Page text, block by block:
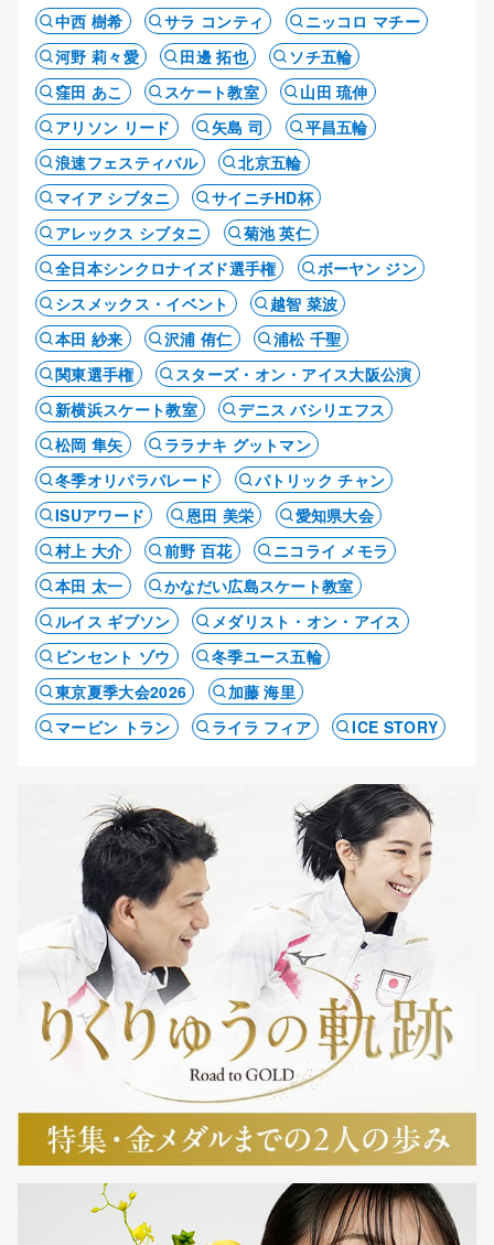
中西 樹希 サラ コンティ
ニッコロ マチー
河野 莉々愛
田邊 拓也
ソチ五輪
窪田 あこ
スケート教室
山田 琉伸
アリソン リード
矢島 司
平昌五輪
浪速フェスティバル
北京五輪
マイア シブタニ
サイニチHD杯
アレックス シブタニ
菊池 英仁
全日本シンクロナイズド選手権
ボーヤン ジン
シスメックス・イベント
越智 菜波
本田 紗来
沢浦 侑仁
浦松 千聖
関東選手権
スターズ・オン・アイス大阪公演
新横浜スケート教室
デニス バシリエフス
松岡 隼矢
ララナキ グットマン
冬季オリパラパレード
パトリック チャン
ISUアワード
恩田 美栄
愛知県大会
村上 大介
前野 百花
ニコライ メモラ
本田 太一
かなだい広島スケート教室
ルイス ギブソン
メダリスト・オン・アイス
ビンセント ゾウ
冬季ユース五輪
東京夏季大会2026
加藤 海里
マービン トラン
ライラ フィア ICE STORY